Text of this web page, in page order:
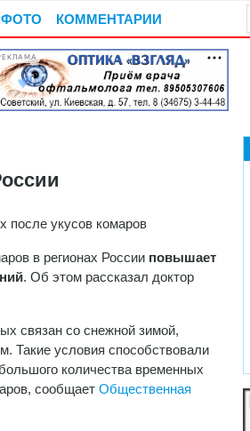
ФОТО КОММЕНТАРИИ
после укусов комаров
в регионах России повышает
. Об этом рассказал доктор
связан со снежной зимой,
Такие условия способствовали
количества временных
сообщает Общественная